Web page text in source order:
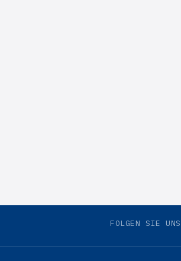
FOLGEN SIE UNS